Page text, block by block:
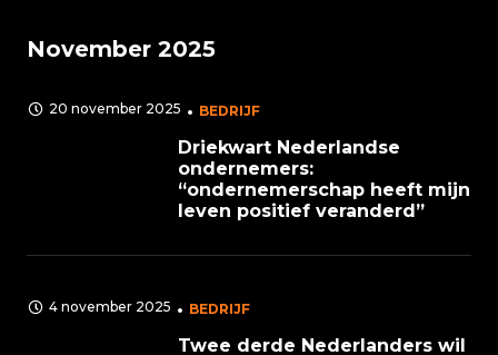
November 2025
20 november 2025 BEDRIJF
Driekwart Nederlandse
ondernemers:
“ondernemerschap heeft mijn
leven positief veranderd”
4 november 2025 BEDRIJF
Twee derde Nederlanders wil